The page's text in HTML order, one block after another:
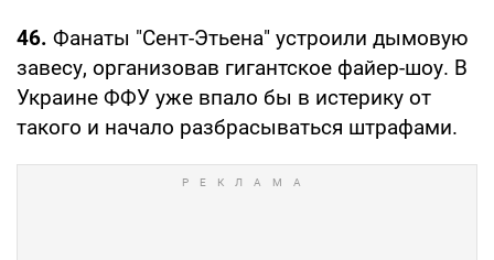
46. Фанаты "Сент-Этьена" устроили дымовую
завесу, организовав гигантское файер-шоу. В
Украине ФФУ уже впало бы в истерику от
такого и начало разбрасываться штрафами.